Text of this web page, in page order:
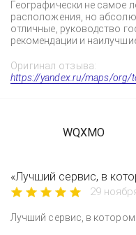
Географически не самое
расположения, но
отличные, руководство
рекомендации и
Оригинал отзыва:
https://yandex.ru/maps/
WQXMO
«Лучший сервис, в
29
Лучший сервис, в